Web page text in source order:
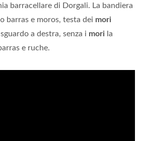
barracellare di Dorgali. La bandiera
barras e moros, testa dei mori
a destra, senza i mori la
e ruche.